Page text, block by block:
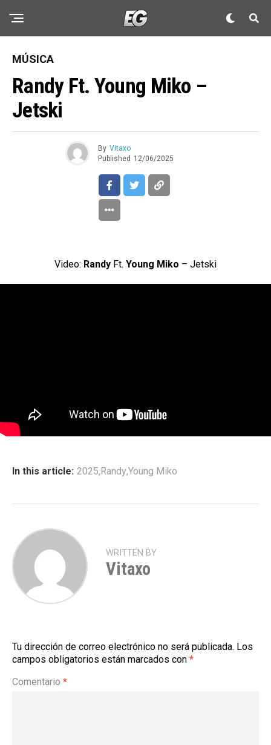
MÚSICA
Randy Ft. Young Miko –
Jetski
By Vitaxo
Published 12/06/2025
Video: Randy Ft. Young Miko – Jetski
In this article: 2025,Randy,Young Miko
WRITTEN BY
Vitaxo
Tu dirección de correo electrónico no será publicada. Los
campos obligatorios están marcados con *
Comentario *